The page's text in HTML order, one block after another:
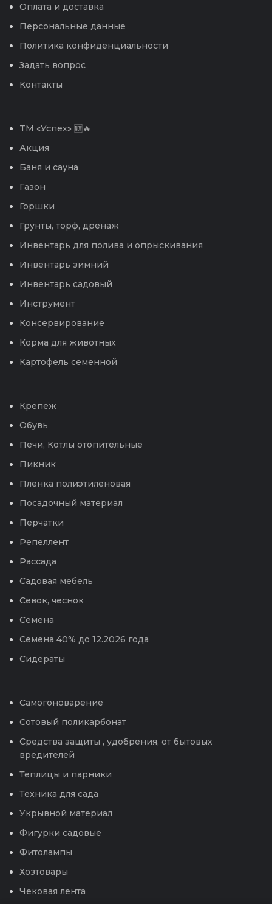
Оплата и доставка
Персональные данные
Политика конфиденциальности
Задать вопрос
Контакты
TM «Успех» 🆕🔥
Акция
Баня и сауна
Газон
Горшки
Грунты, торф, дренаж
Инвентарь для полива и опрыскивания
Инвентарь зимний
Инвентарь садовый
Инструмент
Консервирование
Корма для животных
Картофель семенной
Крепеж
Обувь
Печи, Котлы отопительные
Пикник
Пленка полиэтиленовая
Посадочный материал
Перчатки
Репеллент
Рассада
Садовая мебель
Севок, чеснок
Семена
Семена 40% до 12.2026 года
Сидераты
Самогоноварение
Сотовый поликарбонат
Средства защиты , удобрения, от бытовых
вредителей
Теплицы и парники
Техника для сада
Укрывной материал
Фигурки садовые
Фитолампы
Хозтовары
Чековая лента